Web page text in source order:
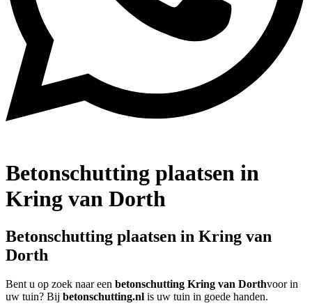
Betonschutting plaatsen in
Kring van Dorth
Betonschutting plaatsen in Kring van
Dorth
Bent u op zoek naar een betonschutting Kring van Dorthvoor in
uw tuin? Bij betonschutting.nl is uw tuin in goede handen.